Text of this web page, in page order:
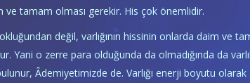
ve tamam olması gerekir. His çok önemlidir.
değil, varlığının hissinin onlarda daim ve
Yani o zerre para olduğunda da olmadığında da
Âdemiyetimizde de. Varlığı enerji boyutu